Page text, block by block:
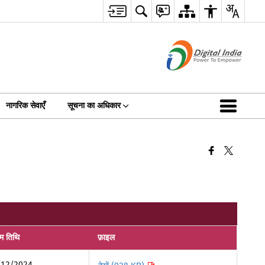
नागरिक सेवाएँ सूचना का अधिकार
तिथि फ़ाइल